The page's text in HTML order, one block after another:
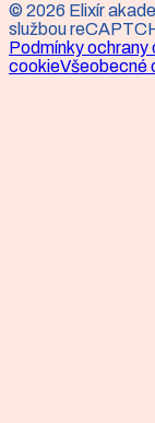
© 2026 Elixír
službou
Podmínky ochrany
cookieVšeobecné